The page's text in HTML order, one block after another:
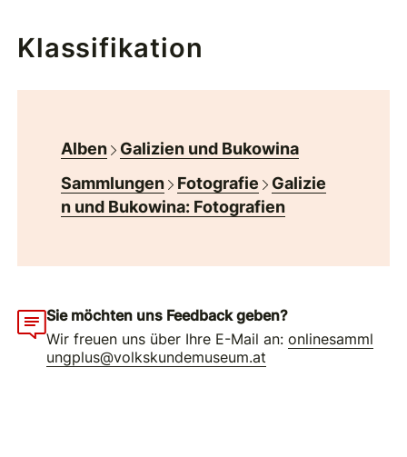
Klassifikation
Alben
Galizien und Bukowina
Sammlungen
Fotografie
Galizie
n und Bukowina: Fotografien
Sie möchten uns Feedback geben?
Wir freuen uns über Ihre E-Mail an:onlinesamml
ungplus@volkskundemuseum.at